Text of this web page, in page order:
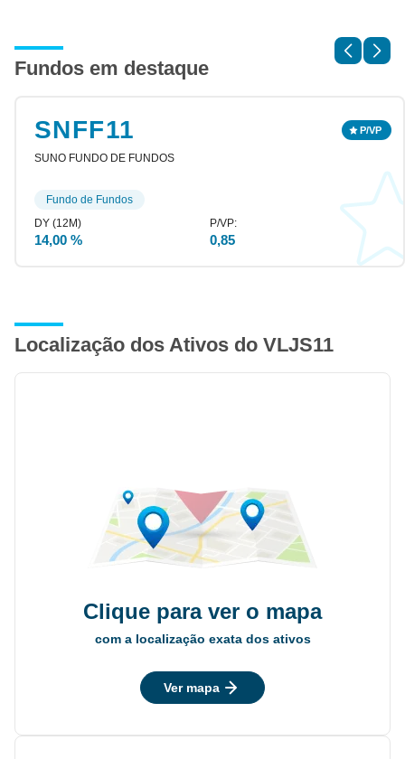
Fundos em destaque
SNFF11
SUNO FUNDO DE FUNDOS
14,00 % 0,85
Fundo de Fundos
Localização dos Ativos do VLJS11
Clique para ver o mapa
com a localização exata dos ativos
Ver mapa